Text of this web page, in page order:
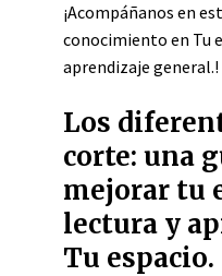
¡Acompáñanos en
conocimiento en Tu
aprendizaje general.!
Los
corte: una
mejorar tu
lectura y
Tu espacio.